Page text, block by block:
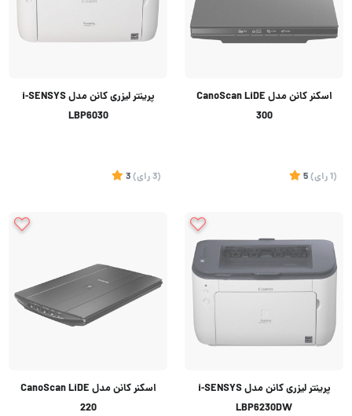
اسکنر کانن مدل CanoScan LiDE
300
(1 رای)
5
پرینتر لیزری کانن مدل i-SENSYS
LBP6030
(3 رای)
3
پرینتر لیزری کانن مدل i-SENSYS
LBP6230DW
اسکنر کانن مدل CanoScan LiDE
220